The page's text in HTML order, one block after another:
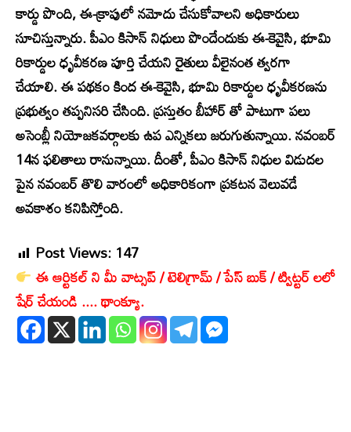
కార్డు పొంది, ఈ-క్రాపులో నమోదు చేసుకోవాలని అధికారులు
సూచిస్తున్నారు. పీఎం కిసాన్ నిధులు పొందేందుకు ఈ-కెవైసి, భూమి
రికార్డుల ధృవీకరణ పూర్తి చేయని రైతులు వీలైనంత త్వరగా
చేయాలి. ఈ పథకం కింద ఈ-కెవైసి, భూమి రికార్డుల ధృవీకరణను
ప్రభుత్వం తప్పనిసరి చేసింది. ప్రస్తుతం బీహార్ తో పాటుగా పలు
అసెంబ్లీ నియోజకవర్గాలకు ఉప ఎన్నికలు జరుగుతున్నాయి. నవంబర్
14న ఫలితాలు రానున్నాయి. దీంతో, పీఎం కిసాన్ నిధుల విడుదల
పైన నవంబర్ తొలి వారంలో అధికారికంగా ప్రకటన వెలువడే
అవకాశం కనిపిస్తోంది.
Post Views:147
ఈ ఆర్టికల్ ని మీ వాట్సప్ / టెలిగ్రామ్ / పేస్ బుక్ / ట్విట్టర్ లలో
షేర్ చేయండి .... థాంక్యూ.